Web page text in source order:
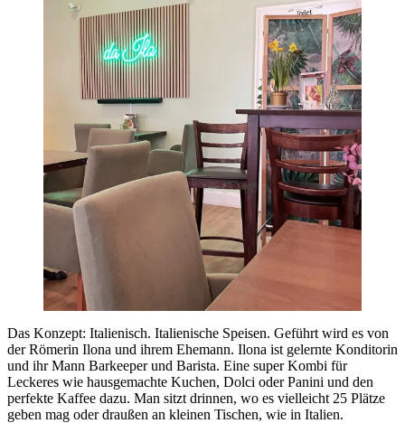
Das Konzept: Italienisch. Italienische Speisen. Geführt wird es von
der Römerin Ilona und ihrem Ehemann. Ilona ist gelernte Konditorin
und ihr Mann Barkeeper und Barista. Eine super Kombi für
Leckeres wie hausgemachte Kuchen, Dolci oder Panini und den
perfekte Kaffee dazu. Man sitzt drinnen, wo es vielleicht 25 Plätze
geben mag oder draußen an kleinen Tischen, wie in Italien.